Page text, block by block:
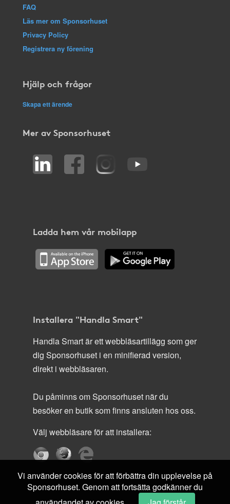
FAQ
Läs mer om Sponsorhuset
Privacy Policy
Registrera ny förening
Hjälp och frågor
Skapa ett ärende
Mer av Sponsorhuset
Ladda hem vår mobilapp
Installera "Handla Smart"
Handla Smart är ett webbläsartillägg som ger
dig Sponsorhuset i en minifierad version,
direkt i webbläsaren.
Du påminns om Sponsorhuset när du
besöker en butik som finns ansluten hos oss.
Välj webbläsare för att installera:
Vi använder cookies för att förbättra din upplevelse på
Sponsorhuset. Genom att fortsätta godkänner du